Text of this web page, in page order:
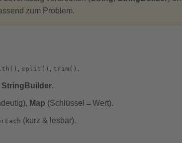
zum Problem.
, split() , trim() .
StringBuilder.
Map (Schlüssel→Wert).
(kurz & lesbar).